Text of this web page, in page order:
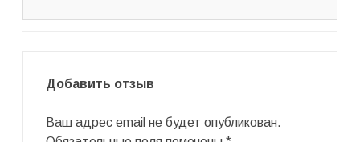
Добавить отзыв
Ваш адрес email не будет опубликован.